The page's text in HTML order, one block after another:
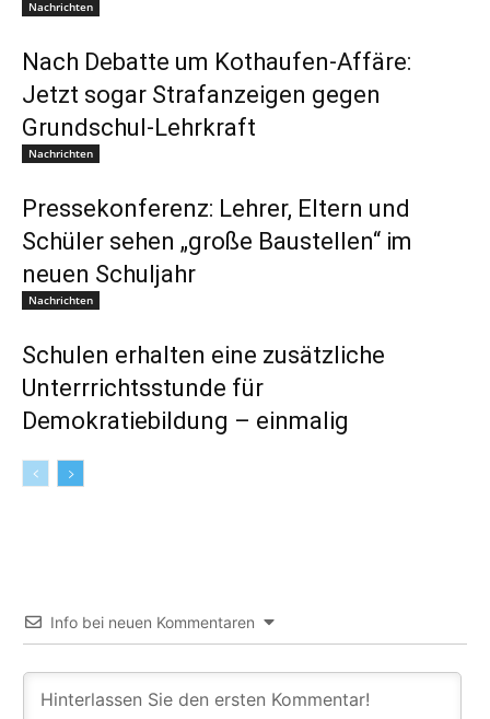
Nachrichten
Nach Debatte um Kothaufen-Affäre:
Jetzt sogar Strafanzeigen gegen
Grundschul-Lehrkraft
Nachrichten
Pressekonferenz: Lehrer, Eltern und
Schüler sehen „große Baustellen“ im
neuen Schuljahr
Nachrichten
Schulen erhalten eine zusätzliche
Unterrrichtsstunde für
Demokratiebildung – einmalig
Info bei neuen Kommentaren